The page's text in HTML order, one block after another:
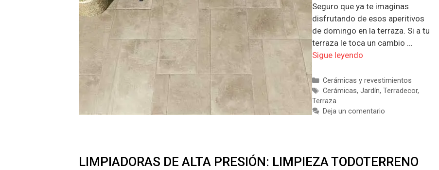
Seguro que ya te imaginas
disfrutando de esos aperitivos
de domingo en la terraza. Si a tu
terraza le toca un cambio …
Sigue leyendo
Categorías
Cerámicas y revestimientos
Etiquetas
Cerámicas, Jardín, Terradecor,
Terraza
Deja un comentario
LIMPIADORAS DE ALTA PRESIÓN: LIMPIEZA TODOTERRENO